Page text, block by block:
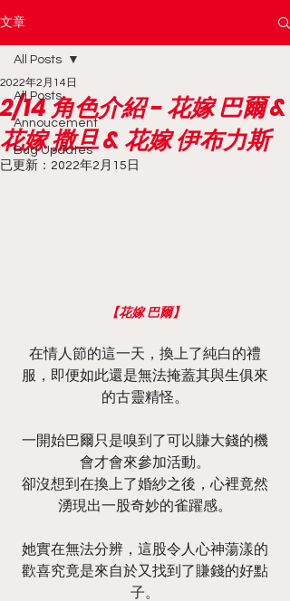
文章
All Posts
Annoucement
Bug Updates
All Posts
2/14 角色介紹 - 花嫁 巴爾 &
花嫁 撒旦 & 花嫁 伊布力斯
2022年2月14日
已更新： 2022年2月15日
【花嫁 巴爾】
在情人節的這一天，換上了純白的禮
服，即便如此還是無法掩蓋其與生俱來
的古靈精怪。
一開始巴爾只是嗅到了可以賺大錢的機
會才會來參加活動。
卻沒想到在換上了婚紗之後，心裡竟然
湧現出一股奇妙的雀躍感。
她實在無法分辨，這股令人心神蕩漾的
歡喜究竟是來自於又找到了賺錢的好點
子。